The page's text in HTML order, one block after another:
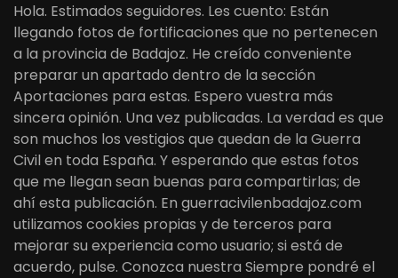
Hola. Estimados seguidores. Les cuento: Están
llegando fotos de fortificaciones que no pertenecen
a la provincia de Badajoz. He creído conveniente
preparar un apartado dentro de la sección
Aportaciones para estas. Espero vuestra más
sincera opinión. Una vez publicadas. La verdad es que
son muchos los vestigios que quedan de la Guerra
Civil en toda España. Y esperando que estas fotos
que me llegan sean buenas para compartirlas; de
ahí esta publicación. En guerracivilenbadajoz.com
utilizamos cookies propias y de terceros para
mejorar su experiencia como usuario; si está de
acuerdo, pulse. Conozca nuestra Siempre pondré el